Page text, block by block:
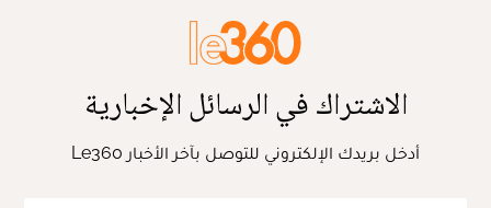
الاشتراك في الرسائل الإخبارية
أدخل بريدك الإلكتروني للتوصل بآخر الأخبار Le360